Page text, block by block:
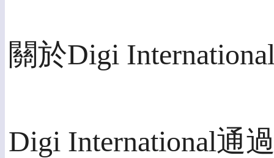
關於Digi
Digi International通